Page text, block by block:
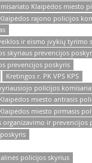
Klaipėdos miesto
rajono policijos
ir eismo įvykių tyrimo
skyriaus prevencijos
prevencijos poskyris
Kretingos r. PK VPS KPS
policijos
miesto antrasis
miesto pirmasis
ir prevencijos
policijos skyrius